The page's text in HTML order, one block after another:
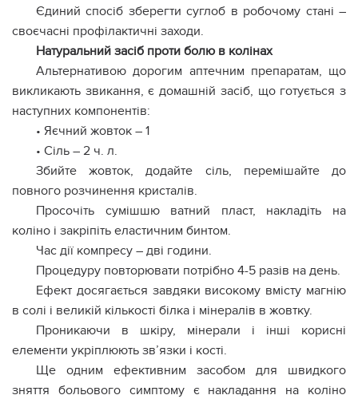
Єдиний спосіб зберегти суглоб в робочому стані –
своєчасні профілактичні заходи.
Натуральний засіб проти болю в колінах
Альтернативою дорогим аптечним препаратам, що
викликають звикання, є домашній засіб, що готується з
наступних компонентів:
• Яєчний жовток – 1
• Сіль – 2 ч. л.
Збийте жовток, додайте сіль, перемішайте до
повного розчинення кристалів.
Просочіть сумішшю ватний пласт, накладіть на
коліно і закріпіть еластичним бинтом.
Час дії компресу – дві години.
Процедуру повторювати потрібно 4-5 разів на день.
Ефект досягається завдяки високому вмісту магнію
в солі і великій кількості білка і мінералів в жовтку.
Проникаючи в шкіру, мінерали і інші корисні
елементи укріплюють зв’язки і кості.
Ще одним ефективним засобом для швидкого
зняття больового симптому є накладання на коліно